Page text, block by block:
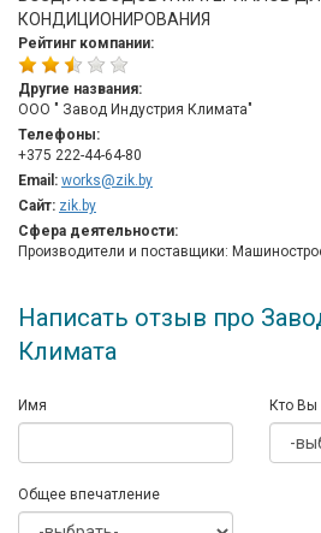
КОНДИЦИОНИРОВАНИЯ
Рейтинг компании:
Другие названия:
ООО " Завод Индустрия Климата"
Телефоны:
+375 222-44-64-80
Email: works@zik.by
Сайт: zik.by
Сфера деятельности:
Производители и поставщики:
Написать отзыв про
Климата
Имя Кто Вы
Общее впечатление